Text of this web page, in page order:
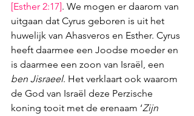
[Esther 2:17]. We mogen er daarom van
uitgaan dat Cyrus geboren is uit het
huwelijk van Ahasveros en Esther. Cyrus
heeft daarmee een Joodse moeder en
is daarmee een zoon van Israël, een
ben Jisraeel. Het verklaart ook waarom
de God van Israël deze Perzische
koning tooit met de erenaam ‘Zijn